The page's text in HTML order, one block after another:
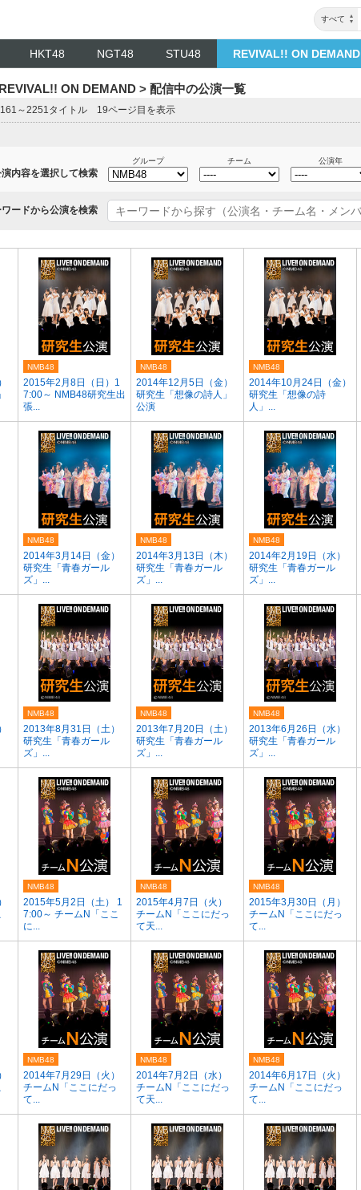
すべて
HKT48 NGT48 STU48 REVIVAL!! ON DEMAND
ON DEMAND > 配信中の公演一覧
～2251タイトル 19ページ目を表示
内容を選択して検索
グループ チーム 公演年
ワードから公演を検索
2015年2月8日（日）1
7:00～ NMB48研究生出
張...
NMB48
2014年12月5日（金）
研究生「想像の詩人」
公演
NMB48
2014年10月24日（金）
研究生「想像の詩
人」...
NMB48
2014年3月14日（金）
研究生「青春ガール
ズ」...
NMB48
2014年3月13日（木）
研究生「青春ガール
ズ」...
NMB48
2014年2月19日（水）
研究生「青春ガール
ズ」...
NMB48
2013年8月31日（土）
研究生「青春ガール
ズ」...
NMB48
2013年7月20日（土）
研究生「青春ガール
ズ」...
NMB48
2013年6月26日（水）
研究生「青春ガール
ズ」...
NMB48
2015年5月2日（土） 1
7:00～ チームN「ここ
に...
NMB48
2015年4月7日（火）
チームN「ここにだっ
て天...
NMB48
2015年3月30日（月）
チームN「ここにだっ
て...
NMB48
2014年7月29日（火）
チームN「ここにだっ
て...
NMB48
2014年7月2日（水）
チームN「ここにだっ
て天...
NMB48
2014年6月17日（火）
チームN「ここにだっ
て...
NMB48